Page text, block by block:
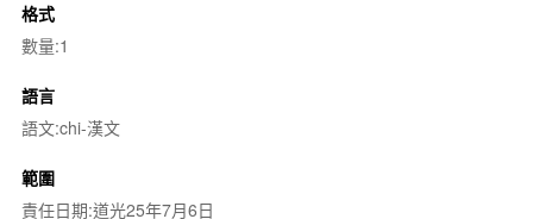
格式
數量:1
語言
語文:chi-漢文
範圍
責任日期:道光25年7月6日